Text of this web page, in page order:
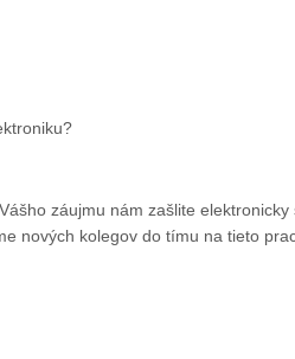
záujmu nám zašlite
nových kolegov do tímu na tieto